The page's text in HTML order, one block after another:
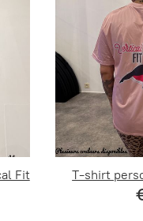
Fit T-shirt